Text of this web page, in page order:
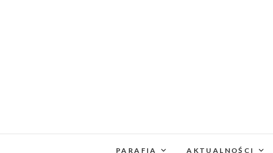
PARAFIA AKTUALNOŚCI